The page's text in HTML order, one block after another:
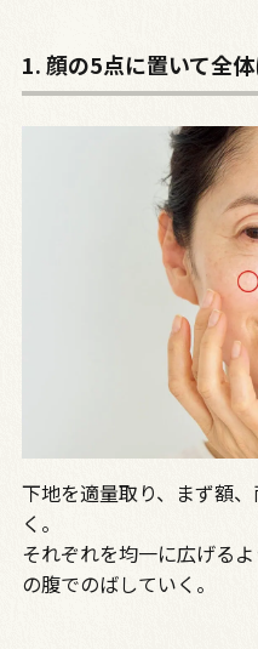
1. 顔の5点に置いて全
下地を適量取り、まず額
く。
それぞれを均一に広げる
の腹でのばしていく。